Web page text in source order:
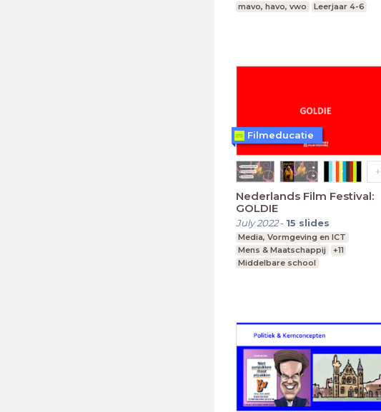
mavo, havo, vwo
Leerjaar 4-6
Nederlands Film Festival:
GOLDIE
July 2022- 15 slides
Media, Vormgeving en ICT
Mens & Maatschappij
+11
Middelbare school
Filmeducatie